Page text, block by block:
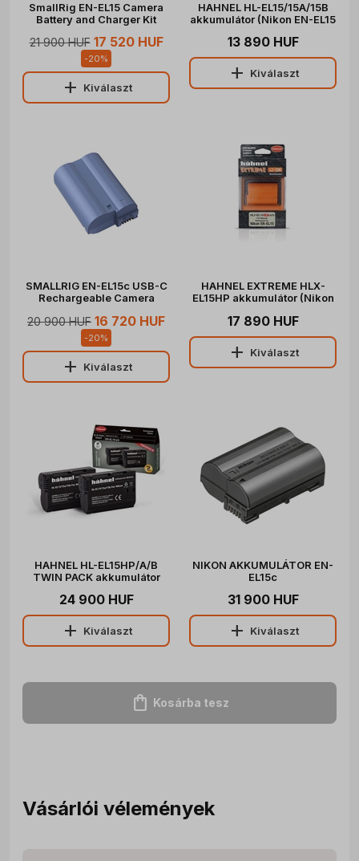
SmallRig EN-EL15 Camera
Battery and Charger Kit
21 900 HUF 17 520 HUF
-20%
add Kiválaszt
HAHNEL HL-EL15/15A/15B
akkumulátor (Nikon EN-EL15
13 890 HUF
add Kiválaszt
SMALLRIG EN-EL15c USB-C
Rechargeable Camera
20 900 HUF 16 720 HUF
-20%
add Kiválaszt
HAHNEL EXTREME HLX-
EL15HP akkumulátor (Nikon
17 890 HUF
add Kiválaszt
HAHNEL HL-EL15HP/A/B
TWIN PACK akkumulátor
mAh)
24 900 HUF
add Kiválaszt
NIKON AKKUMULÁTOR EN-
EL15c
31 900 HUF
add Kiválaszt
shopping_bag Kosárba tesz
Vásárlói vélemények